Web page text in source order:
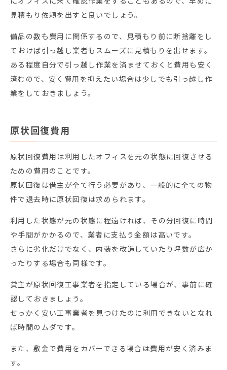
見積もり依頼を出すと良いでしょう。
備品の数も費用に関係するので、見積もり前に断捨離をし
ておけば引っ越し業者もスムーズに見積もりを出せます。
ある程度自分で引っ越し作業を済ませておくと費用も安く
済むので、安く費用を抑えたい場合は少しでも引っ越し作
業をしておきましょう。
原状回復費用
原状回復費用は利用したオフィスを元の状態に回復させる
ための費用のことです。
原状回復は借主が全て行う必要があり、一般的に全ての物
件で退去時に原状回復は求められます。
利用した状態が元の状態に程遠ければ、その分回復に時間
や手間がかかるので、業者に支払う金額は高いです。
さらに劣化だけでなく、内装を改造していたり坪数が広か
ったりする場合も同様です。
貸主が原状回復工事業者を指定している場合が、事前に確
認しておきましょう。
せっかく安い工事業者を見つけたのに利用できないとなれ
ば時間のムダです。
また、敷金で費用をカバーできる場合は費用が安く済みま
す。